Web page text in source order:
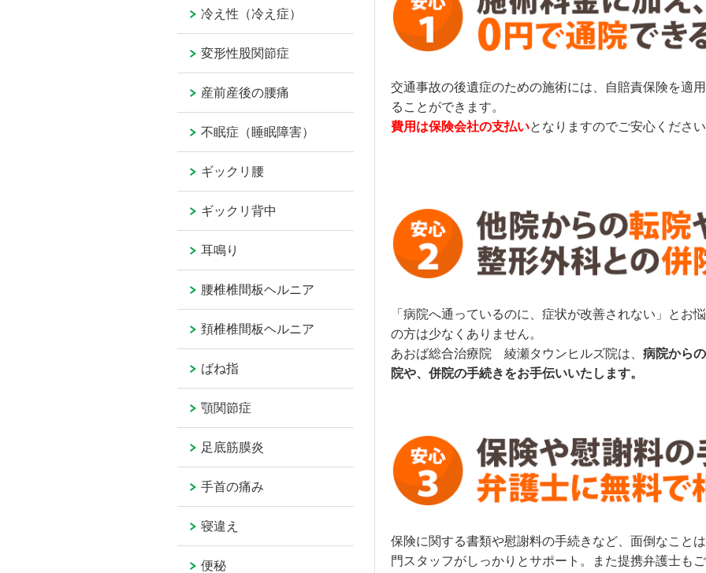
交通事故の後遺症のための施術には、自賠責保険を適
ることができます。
費用は保険会社の支払いとなりますのでご安心くださ
「病院へ通っているのに、症状が改善されない」とお
の方は少なくありません。
あおば総合治療院 綾瀬タウンヒルズ院は、 病院から
院や、併院の手続きをお手伝いいたします。
保険に関する書類や慰謝料の手続きなど、面倒なこと
門スタッフがしっかりとサポート。また提携弁護士も
冷え性（冷え症）
変形性股関節症
産前産後の腰痛
不眠症（睡眠障害）
ギックリ腰
ギックリ背中
耳鳴り
腰椎椎間板ヘルニア
頚椎椎間板ヘルニア
ばね指
顎関節症
足底筋膜炎
手首の痛み
寝違え
便秘